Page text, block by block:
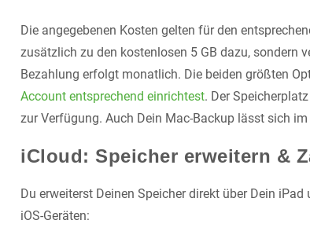
Die angegebenen Kosten gelten für den
zusätzlich zu den kostenlosen 5 GB dazu, sondern
Bezahlung erfolgt monatlich. Die beiden größten
Account entsprechend einrichtest. Der
zur Verfügung. Auch Dein Mac-Backup lässt sich
iCloud: Speicher erweitern &
Du erweiterst Deinen Speicher direkt über Dein
iOS-Geräten: